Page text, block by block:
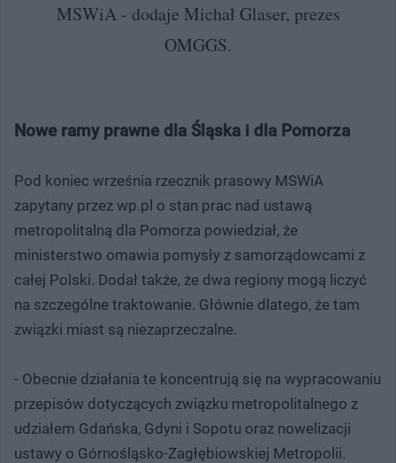
MSWiA - dodaje Michał Glaser, prezes
OMGGS.
Nowe ramy prawne dla Śląska i dla Pomorza
Pod koniec września rzecznik prasowy MSWiA
zapytany przez wp.pl o stan prac nad ustawą
metropolitalną dla Pomorza powiedział, że
ministerstwo omawia pomysły z samorządowcami z
całej Polski. Dodał także, że dwa regiony mogą liczyć
na szczególne traktowanie. Głównie dlatego, że tam
związki miast są niezaprzeczalne.
- Obecnie działania te koncentrują się na wypracowaniu
przepisów dotyczących związku metropolitalnego z
udziałem Gdańska, Gdyni i Sopotu oraz nowelizacji
ustawy o Górnośląsko-Zagłębiowskiej Metropolii.